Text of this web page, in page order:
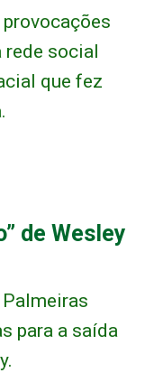
social
que fez
de Wesley
para a saída